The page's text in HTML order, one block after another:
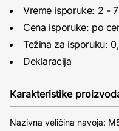
Vreme isporuke: 2 -
Cena isporuke: po
Težina za isporuku:
Deklaracija
Karakteristike
Nazivna veličina navoja: